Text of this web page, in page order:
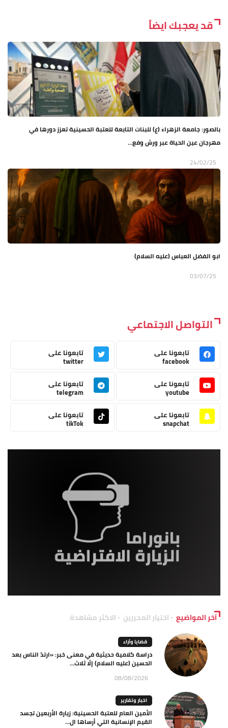
قد يعجبك ايضاً
بالصور: جامعة الزهراء (ع) للبنات التابعة للعتبة الحسينية تعزز دورها في
مهرجان عين الحياة عبر ورش وفع...
24/02/25
ابو الفضل العباس (عليه السلام)
03/07/25
التواصل الاجتماعي
تابعونا على
facebook
تابعونا على
twitter
تابعونا على
youtube
تابعونا على
telegram
تابعونا على
snapchat
تابعونا على
tikTok
آخر المواضيع اختيار المحررين الاكثر مشاهدة
قضايا وآراء
دراسة كلامية حديثية في معنى خبر: «ارتدّ الناس بعد
الحسين (عليه السلام) إلّا ثلاث...
08/08/2026
اخبار وتقارير
الأمين العام للعتبة الحسينية: زيارة الأربعين تجسد
القيم الإنسانية التي أرساها ال...